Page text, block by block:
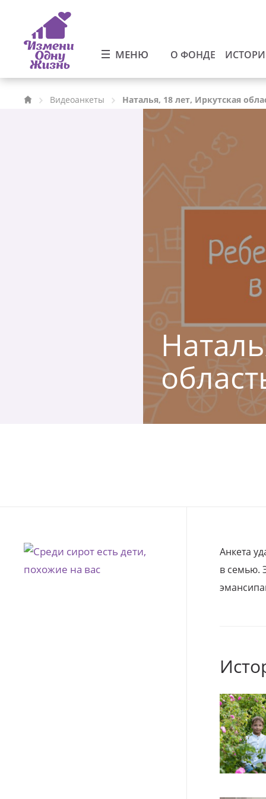
МЕНЮ О ФОНДЕ
Видеоанкеты Наталья, 18 лет, Иркутская
Анкета
в семью.